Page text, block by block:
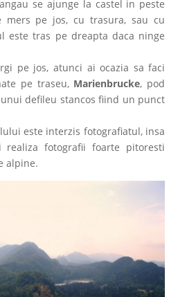
se ajunge la castel in peste
pe jos, cu trasura, sau cu
este tras pe dreapta daca ninge
pe jos, atunci ai ocazia sa faci
pe traseu, Marienbrucke, pod
defileu stancos fiind un punct
este interzis fotografiatul, insa
fotografii foarte pitoresti
alpine.